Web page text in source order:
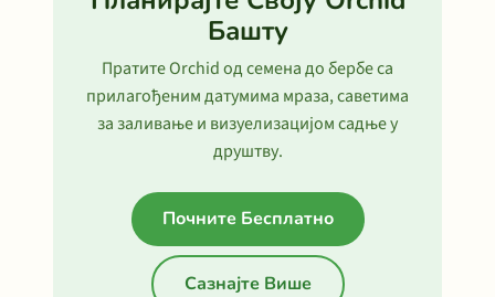
Башту
Пратите Orchid од семена до бербе са
прилагођеним датумима мраза, саветима
за заливање и визуелизацијом садње у
друштву.
Почните Бесплатно
Сазнајте Више